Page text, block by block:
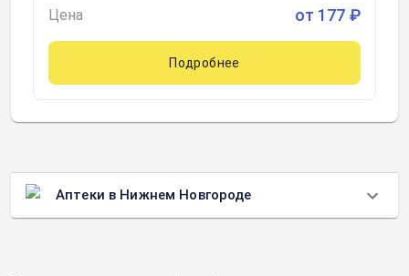
Цена от 177 ₽
Подробнее
Аптеки в Нижнем Новгороде